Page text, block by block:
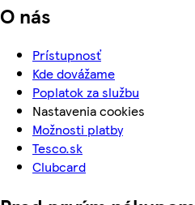
O nás
Prístupnosť
Kde dovážame
Poplatok za službu
Nastavenia cookies
Možnosti platby
Tesco.sk
Clubcard